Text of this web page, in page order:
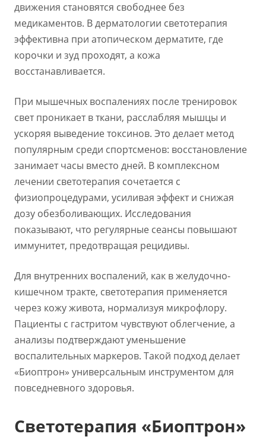
движения становятся свободнее без
медикаментов. В дерматологии светотерапия
эффективна при атопическом дерматите, где
корочки и зуд проходят, а кожа
восстанавливается.
При мышечных воспалениях после тренировок
свет проникает в ткани, расслабляя мышцы и
ускоряя выведение токсинов. Это делает метод
популярным среди спортсменов: восстановление
занимает часы вместо дней. В комплексном
лечении светотерапия сочетается с
физиопроцедурами, усиливая эффект и снижая
дозу обезболивающих. Исследования
показывают, что регулярные сеансы повышают
иммунитет, предотвращая рецидивы.
Для внутренних воспалений, как в желудочно-
кишечном тракте, светотерапия применяется
через кожу живота, нормализуя микрофлору.
Пациенты с гастритом чувствуют облегчение, а
анализы подтверждают уменьшение
воспалительных маркеров. Такой подход делает
«Биоптрон» универсальным инструментом для
повседневного здоровья.
Светотерапия «Биоптрон»